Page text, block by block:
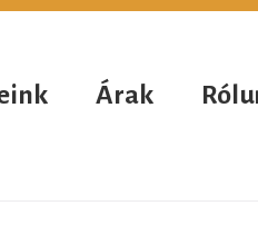
Árak